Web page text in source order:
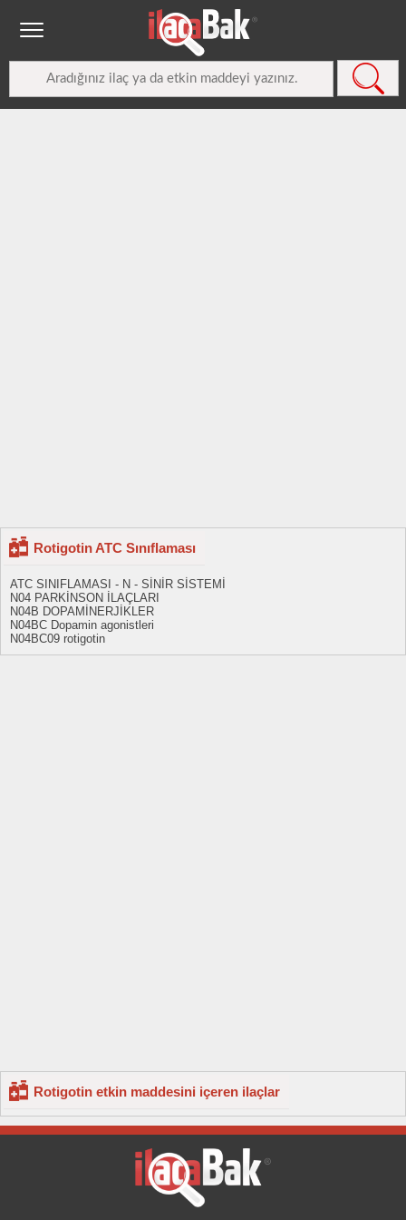
Rotigotin ATC Sınıflaması
ATC SINIFLAMASI - N - SİNİR SİSTEMİ
N04 PARKİNSON İLAÇLARI
N04B DOPAMİNERJİKLER
N04BC Dopamin agonistleri
N04BC09 rotigotin
Rotigotin etkin maddesini içeren ilaçlar